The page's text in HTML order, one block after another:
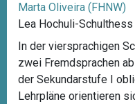
Marta Oliveira (FHNW)
Lea Hochuli-Schulthess
In der viersprachigen
zwei Fremdsprachen
der Sekundarstufe I
Lehrpläne orientieren